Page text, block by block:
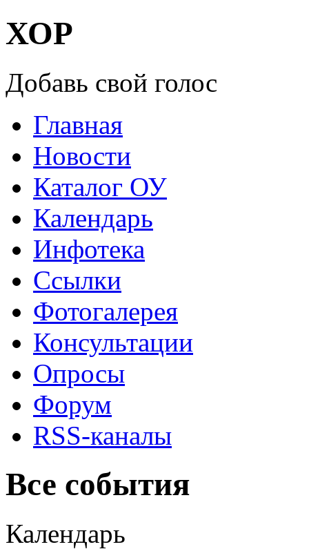
ХОР
Добавь свой голос
Главная
Новости
Каталог ОУ
Календарь
Инфотека
Ссылки
Фотогалерея
Консультации
Опросы
Форум
RSS-каналы
Все события
Календарь